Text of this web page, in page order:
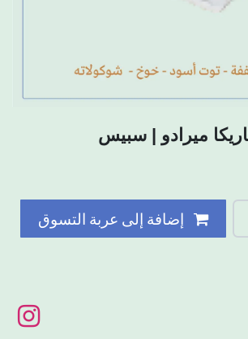
إضافة إلى عربة التسوق